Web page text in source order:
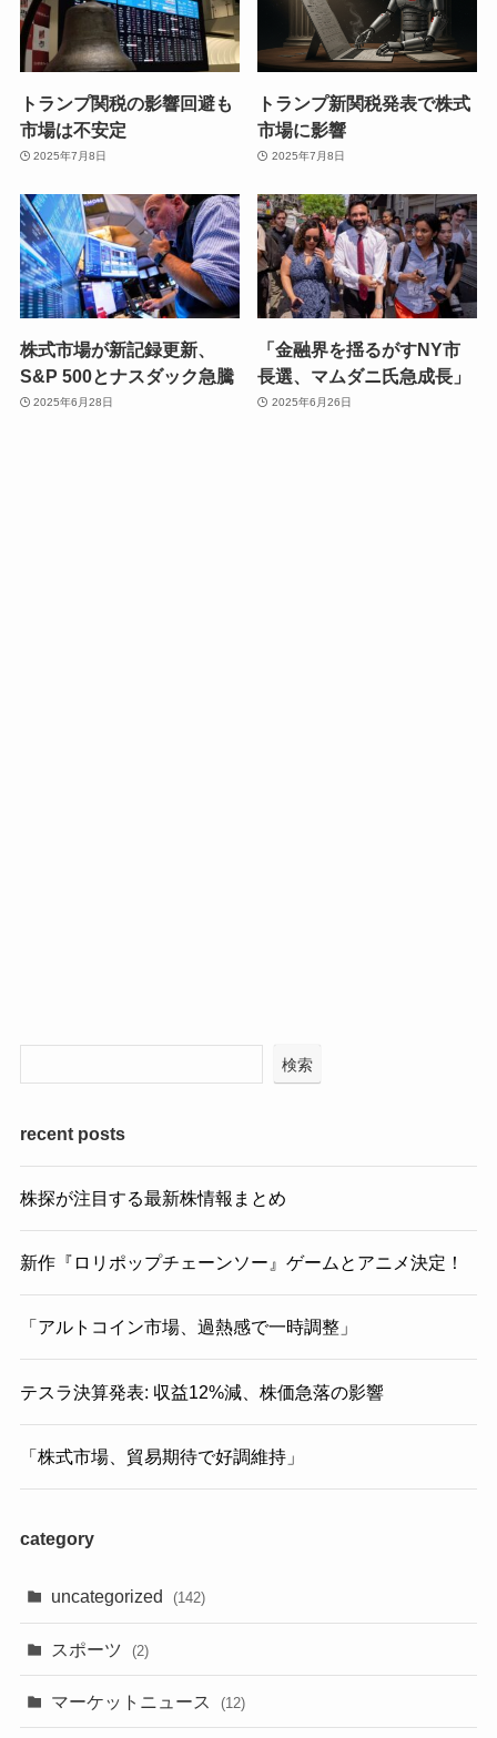
トランプ関税の影響回避も
市場は不安定
2025年7月8日
トランプ新関税発表で株式
市場に影響
2025年7月8日
株式市場が新記録更新、
S&P 500とナスダック急騰
2025年6月28日
「金融界を揺るがすNY市
長選、マムダニ氏急成長」
2025年6月26日
検索
recent posts
株探が注目する最新株情報まとめ
新作『ロリポップチェーンソー』ゲームとアニメ決定！
「アルトコイン市場、過熱感で一時調整」
テスラ決算発表: 収益12%減、株価急落の影響
「株式市場、貿易期待で好調維持」
category
uncategorized (142)
スポーツ (2)
マーケットニュース (12)